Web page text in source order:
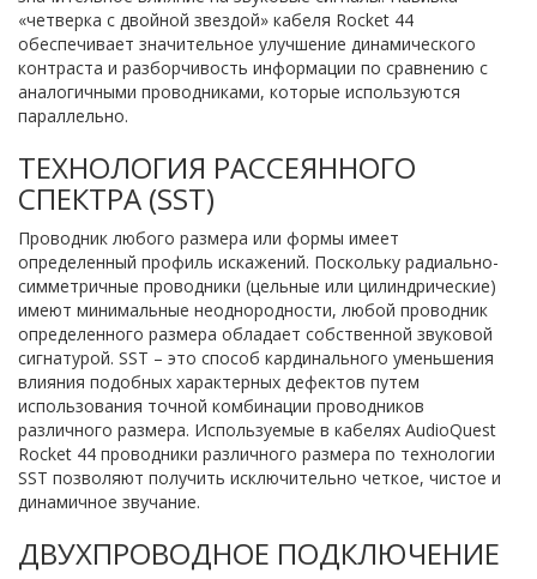
«четверка с двойной звездой» кабеля Rocket 44
обеспечивает значительное улучшение динамического
контраста и разборчивость информации по сравнению с
аналогичными проводниками, которые используются
параллельно.
ТЕХНОЛОГИЯ РАССЕЯННОГО
СПЕКТРА (SST)
Проводник любого размера или формы имеет
определенный профиль искажений. Поскольку радиально-
симметричные проводники (цельные или цилиндрические)
имеют минимальные неоднородности, любой проводник
определенного размера обладает собственной звуковой
сигнатурой. SST – это способ кардинального уменьшения
влияния подобных характерных дефектов путем
использования точной комбинации проводников
различного размера. Используемые в кабелях AudioQuest
Rocket 44 проводники различного размера по технологии
SST позволяют получить исключительно четкое, чистое и
динамичное звучание.
ДВУХПРОВОДНОЕ ПОДКЛЮЧЕНИЕ